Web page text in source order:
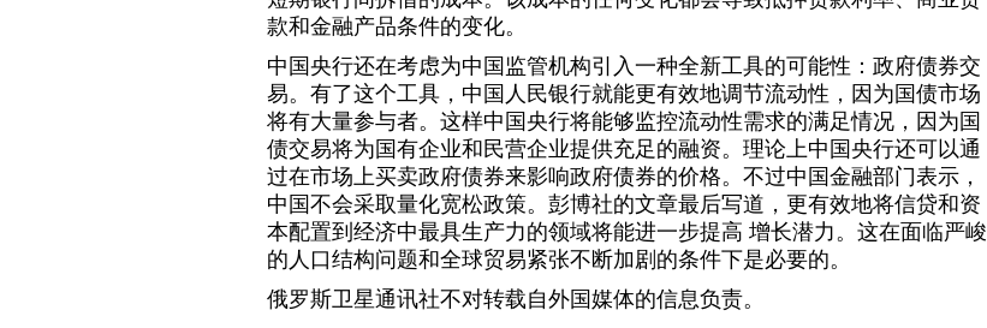
款和金融产品条件的变化。
中国央行还在考虑为中国监管机构引入一种全新工具的可能性：政府债券交
易。有了这个工具，中国人民银行就能更有效地调节流动性，因为国债市场
将有大量参与者。这样中国央行将能够监控流动性需求的满足情况，因为国
债交易将为国有企业和民营企业提供充足的融资。理论上中国央行还可以通
过在市场上买卖政府债券来影响政府债券的价格。不过中国金融部门表示，
中国不会采取量化宽松政策。彭博社的文章最后写道，更有效地将信贷和资
本配置到经济中最具生产力的领域将能进一步提高 增长潜力。这在面临严峻
的人口结构问题和全球贸易紧张不断加剧的条件下是必要的。
俄罗斯卫星通讯社不对转载自外国媒体的信息负责。